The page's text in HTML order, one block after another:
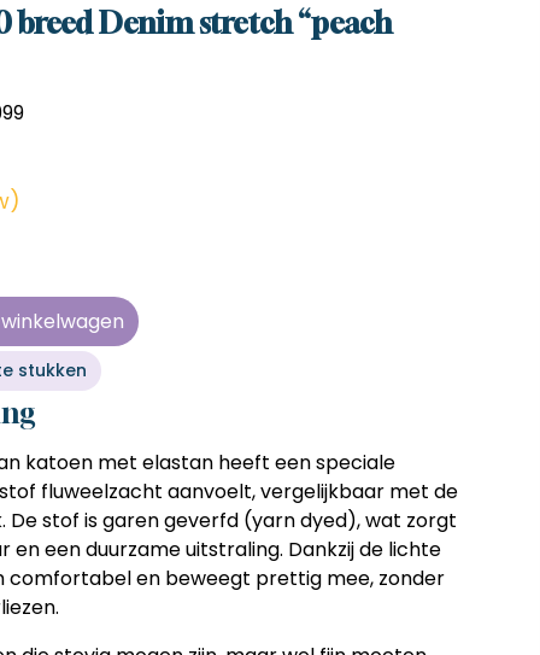
breed Denim stretch “peach
stukken
katoen met elastan heeft een speciale
fluweelzacht aanvoelt, vergelijkbaar met de
De stof is garen geverfd (yarn dyed), wat zorgt
en een duurzame uitstraling. Dankzij de lichte
comfortabel en beweegt prettig mee, zonder
zonder
tijd
zonder
tijd
zonder
tijd
zonder
tijd